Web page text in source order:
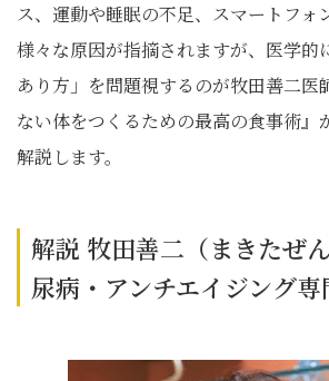
ス、運動や睡眠の不足、スマートフォ
様々な原因が指摘されますが、医学的
あり方」を問題視するのが牧田善二医
ない体をつくるための最高の食事術』
解説します。
解説 牧田善二（まきたぜ
尿病・アンチエイジング専